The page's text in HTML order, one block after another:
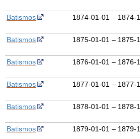
Batismos 1874-01-01 – 1874-
Batismos 1875-01-01 – 1875-
Batismos 1876-01-01 – 1876-
Batismos 1877-01-01 – 1877-
Batismos 1878-01-01 – 1878-
Batismos 1879-01-01 – 1879-